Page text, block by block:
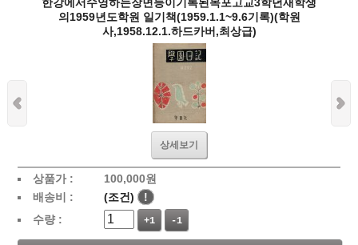
의1959년도학원 일기책(1959.1.1~9.6기록)(학원
사,1958.12.1.하드카버,최상급)
상세보기
상품가 : 100,000원
배송비 :
(조건)
!
수량 :
+1 -1